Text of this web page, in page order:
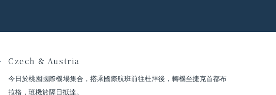
Czech & Austria
今日於桃園國際機場集合，搭乘國際航班前往杜拜後，轉機至捷克首都布
拉格，班機於隔日抵達。